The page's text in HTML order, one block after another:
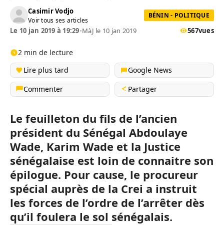
Casimir Vodjo
Voir tous ses articles
BÉNIN - POLITIQUE
Le 10 jan 2019 à 19:29•MàJ le 10 jan 2019 567vues
2 min de lecture
Lire plus tard
Google News
Commenter
Partager
Le feuilleton du fils de l’ancien
président du Sénégal Abdoulaye
Wade, Karim Wade et la Justice
sénégalaise est loin de connaitre son
épilogue. Pour cause, le procureur
spécial auprès de la Crei a instruit
les forces de l’ordre de l’arrêter dès
qu’il foulera le sol sénégalais.